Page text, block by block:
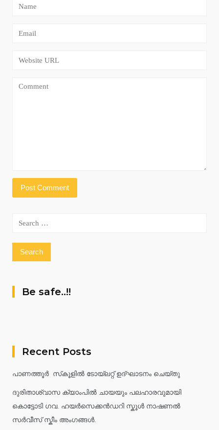
Search
Be safe..!!
Recent Posts
പാണത്തൂർ സ്‌കൂളിൽ ടോയ്ലറ്റ് ഉദ്ഘാടനം ചെയ്തു
ദുരിതാശ്വാസ ക്യാംപിൽ ചായയും പലഹാരവുമായി
കൊട്ടോടി ഗവ. ഹയർസെക്കൻഡറി സ്കൂൾ നാഷണൽ
സർവീസ് സ്കീം അംഗങ്ങൾ.